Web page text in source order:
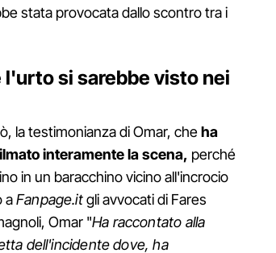
stata provocata dallo scontro tra i
si sarebbe visto nei
la testimonianza di Omar, cheha
interamente la scena, perché
in un baracchino vicino all'incrocio
aFanpage.itgli avvocati di Fares
Omar "Ha raccontato alla
dell'incidente dove, ha